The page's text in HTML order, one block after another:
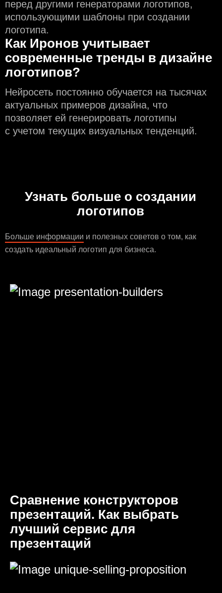
перед другими генераторами логотипов,
использующими шаблоны при создании
логотипа.
Как Иронов учитывает
современные тренды в дизайне
логотипов?
Нейросеть постоянно обучается на тысячах
актуальных примеров дизайна, что
позволяет ей генерировать логотипы
с учeтом текущих визуальных тенденций.
Узнать больше о создании
логотипов
Больше информации и полезных советов о том, как
создать идеальный логотип для бизнеса.
Сравнение конструкторов
презентаций. Как выбрать
лучший сервис для
презентаций